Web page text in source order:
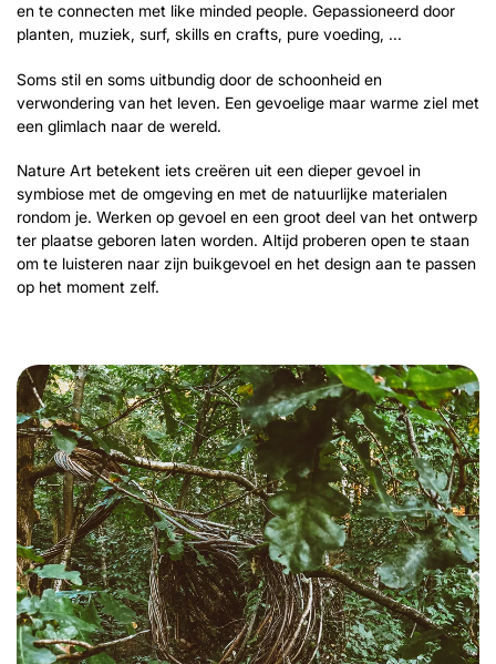
en te connecten met like minded people. Gepassioneerd door
planten, muziek, surf, skills en crafts, pure voeding, ...
Soms stil en soms uitbundig door de schoonheid en
verwondering van het leven. Een gevoelige maar warme ziel met
een glimlach naar de wereld.
Nature Art betekent iets creëren uit een dieper gevoel in
symbiose met de omgeving en met de natuurlijke materialen
rondom je. Werken op gevoel en een groot deel van het ontwerp
ter plaatse geboren laten worden. Altijd proberen open te staan
om te luisteren naar zijn buikgevoel en het design aan te passen
op het moment zelf.